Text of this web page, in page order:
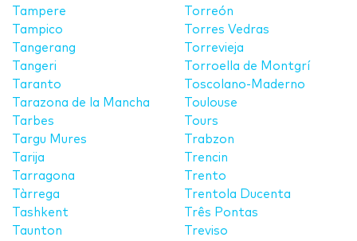
Tampere
Tampico
Tangerang
Tangeri
Taranto
Tarazona de la Mancha
Tarbes
Targu Mures
Tarija
Tarragona
Tàrrega
Tashkent
Taunton
Torreón
Torres Vedras
Torrevieja
Torroella de Montgrí
Toscolano-Maderno
Toulouse
Tours
Trabzon
Trencin
Trento
Trentola Ducenta
Três Pontas
Treviso